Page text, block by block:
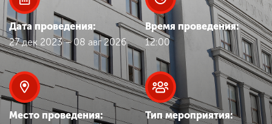
Обучение
Наука
Международная
деятельность
Дата проведения:
27 дек 2023 – 08 авг 2026
Время проведения:
12:00
Место проведения:
Тип мероприятия: